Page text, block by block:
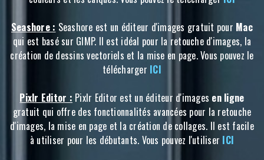
Seashore : Seashore est un éditeur d'images gratuit pour Mac
qui est basé sur GIMP. Il est idéal pour la retouche d'images, la
création de dessins vectoriels et la mise en page. Vous pouvez le
télécharger ICI
Pixlr Editor : Pixlr Editor est un éditeur d'images en ligne
gratuit qui offre des fonctionnalités avancées pour la retouche
d'images, la mise en page et la création de collages. Il est facile
à utiliser pour les débutants. Vous pouvez l'utiliser ICI